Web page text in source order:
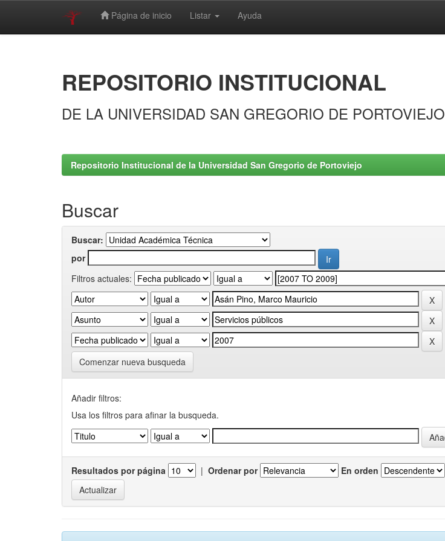
Página de inicio Listar Ayuda
REPOSITORIO INSTITUCIONAL
DE LA UNIVERSIDAD SAN GREGORIO DE PORTOVIEJO
Repositorio Institucional de la Universidad San Gregorio de Portoviejo
Buscar
Buscar:
por
Filtros actuales:
Comenzar nueva busqueda
Añadir filtros:
Usa los filtros para afinar la busqueda.
Resultados por página | Ordenar por En orden